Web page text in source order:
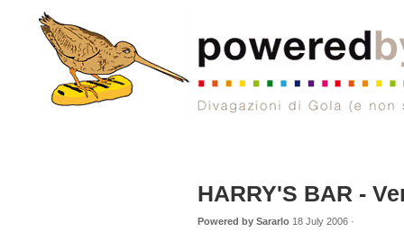
HARRY'S BAR -
Powered by Sararlo 18 July 2006 ·